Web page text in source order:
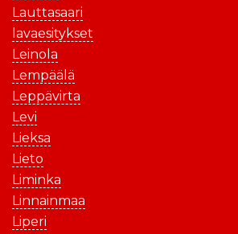
Lauttasaari
lavaesitykset
Leinola
Lempäälä
Leppävirta
Levi
Lieksa
Lieto
Liminka
Linnainmaa
Liperi